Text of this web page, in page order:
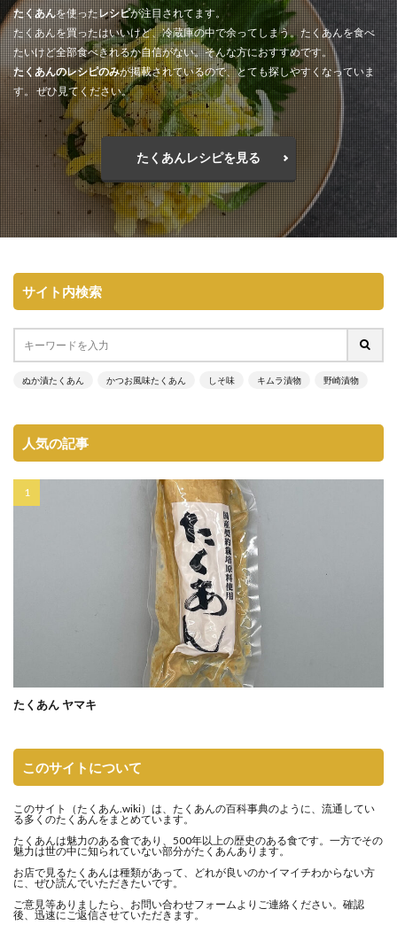
たくあんを使ったレシピが注目されてます。
たくあんを買ったはいいけど、冷蔵庫の中で余ってしまう。たくあんを食べ
たいけど全部食べきれるか自信がない。そんな方におすすめです。
たくあんのレシピのみが掲載されているので、とても探しやすくなっていま
す。 ぜひ見てください。
たくあんレシピを見る
サイト内検索
ぬか漬たくあん かつお風味たくあん しそ味 キムラ漬物 野崎漬物
人気の記事
たくあん ヤマキ
このサイトについて
このサイト（たくあん.wiki）は、たくあんの百科事典のように、流通してい
る多くのたくあんをまとめています。
たくあんは魅力のある食であり、500年以上の歴史のある食です。一方でその
魅力は世の中に知られていない部分がたくあんあります。
お店で見るたくあんは種類があって、どれが良いのかイマイチわからない方
に、ぜひ読んでいただきたいです。
ご意見等ありましたら、 お問い合わせフォームよりご連絡ください。確認
後、迅速にご返信させていただきます。